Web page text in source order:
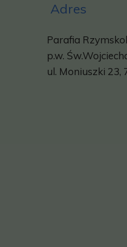
Adres
Parafia
p.w.
ul. Moniuszki